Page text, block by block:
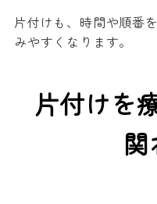
片付けも、時間や順番
みやすくなります。
片付けを